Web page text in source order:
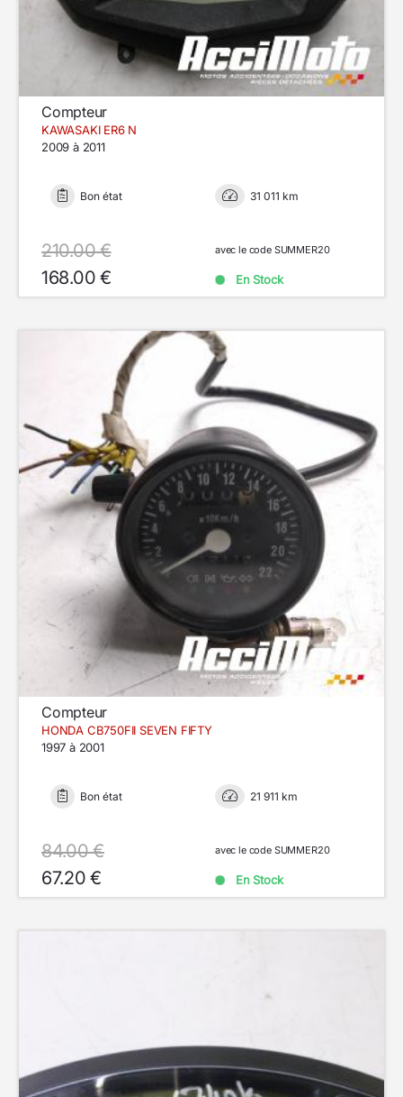
Compteur
KAWASAKI ER6 N
2009 à 2011
Bon état 31 011 km
210.00 €
168.00 €
avec le code SUMMER20
En Stock
Compteur
HONDA CB750FII SEVEN FIFTY
1997 à 2001
Bon état 21 911 km
84.00 €
67.20 €
avec le code SUMMER20
En Stock